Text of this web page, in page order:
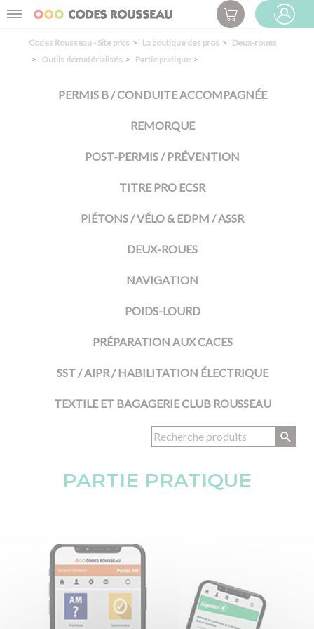
Menu
Codes Rousseau - Site pros La boutique des pros
Deux-roues
Outils dématérialisés
Partie pratique
PERMIS B / CONDUITE ACCOMPAGNÉE
REMORQUE
POST-PERMIS / PRÉVENTION
TITRE PRO ECSR
PIÉTONS / VÉLO & EDPM / ASSR
DEUX-ROUES
NAVIGATION
POIDS-LOURD
PRÉPARATION AUX CACES
SST / AIPR / HABILITATION ÉLECTRIQUE
TEXTILE ET BAGAGERIE CLUB ROUSSEAU
PARTIE PRATIQUE
Panneau de gestion des cookies